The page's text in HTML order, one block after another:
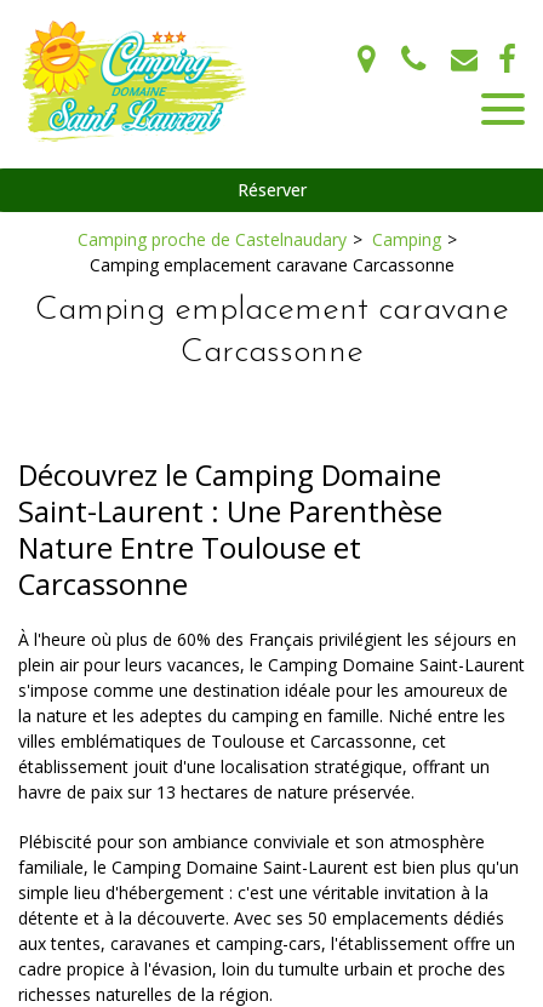
Réserver
Camping proche de Castelnaudary
Camping
Camping emplacement caravane Carcassonne
Camping emplacement caravane
Carcassonne
Découvrez le Camping Domaine
Saint-Laurent : Une Parenthèse
Nature Entre Toulouse et
Carcassonne
À l'heure où plus de 60% des Français privilégient les séjours en
plein air pour leurs vacances, le Camping Domaine Saint-Laurent
s'impose comme une destination idéale pour les amoureux de
la nature et les adeptes du camping en famille. Niché entre les
villes emblématiques de Toulouse et Carcassonne, cet
établissement jouit d'une localisation stratégique, offrant un
havre de paix sur 13 hectares de nature préservée.
Plébiscité pour son ambiance conviviale et son atmosphère
familiale, le Camping Domaine Saint-Laurent est bien plus qu'un
simple lieu d'hébergement : c'est une véritable invitation à la
détente et à la découverte. Avec ses 50 emplacements dédiés
aux tentes, caravanes et camping-cars, l'établissement offre un
cadre propice à l'évasion, loin du tumulte urbain et proche des
richesses naturelles de la région.